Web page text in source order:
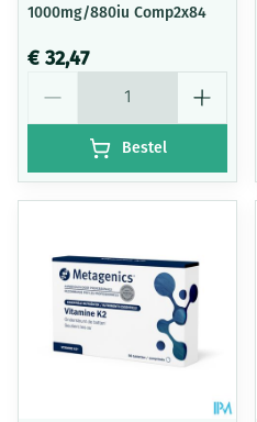
1000mg/880iu Comp2x84
€ 32,47
Bestel